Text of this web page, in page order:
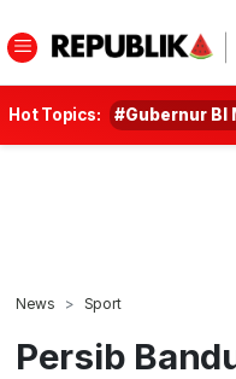
Hot Topics: #Gubernur BI
News Sport
Persib